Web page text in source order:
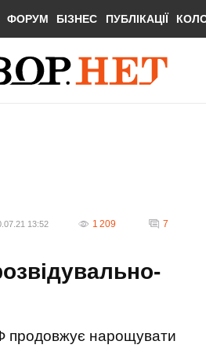
ФОРУМ БІЗНЕС ПУБЛІКАЦІЇ
13:52 1 209 7
продовжує нарощувати